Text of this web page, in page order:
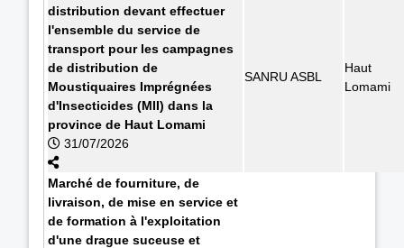
distribution devant effectuer
l'ensemble du service de
transport pour les campagnes
de distribution de
Moustiquaires Imprégnées
d'Insecticides (MII) dans la
province de Haut Lomami
31/07/2026
SANRU ASBL
Haut
Lomami
Marché de fourniture, de
livraison, de mise en service et
de formation à l'exploitation
d'une drague suceuse et